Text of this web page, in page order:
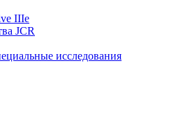
IIIe
JCR
исследования